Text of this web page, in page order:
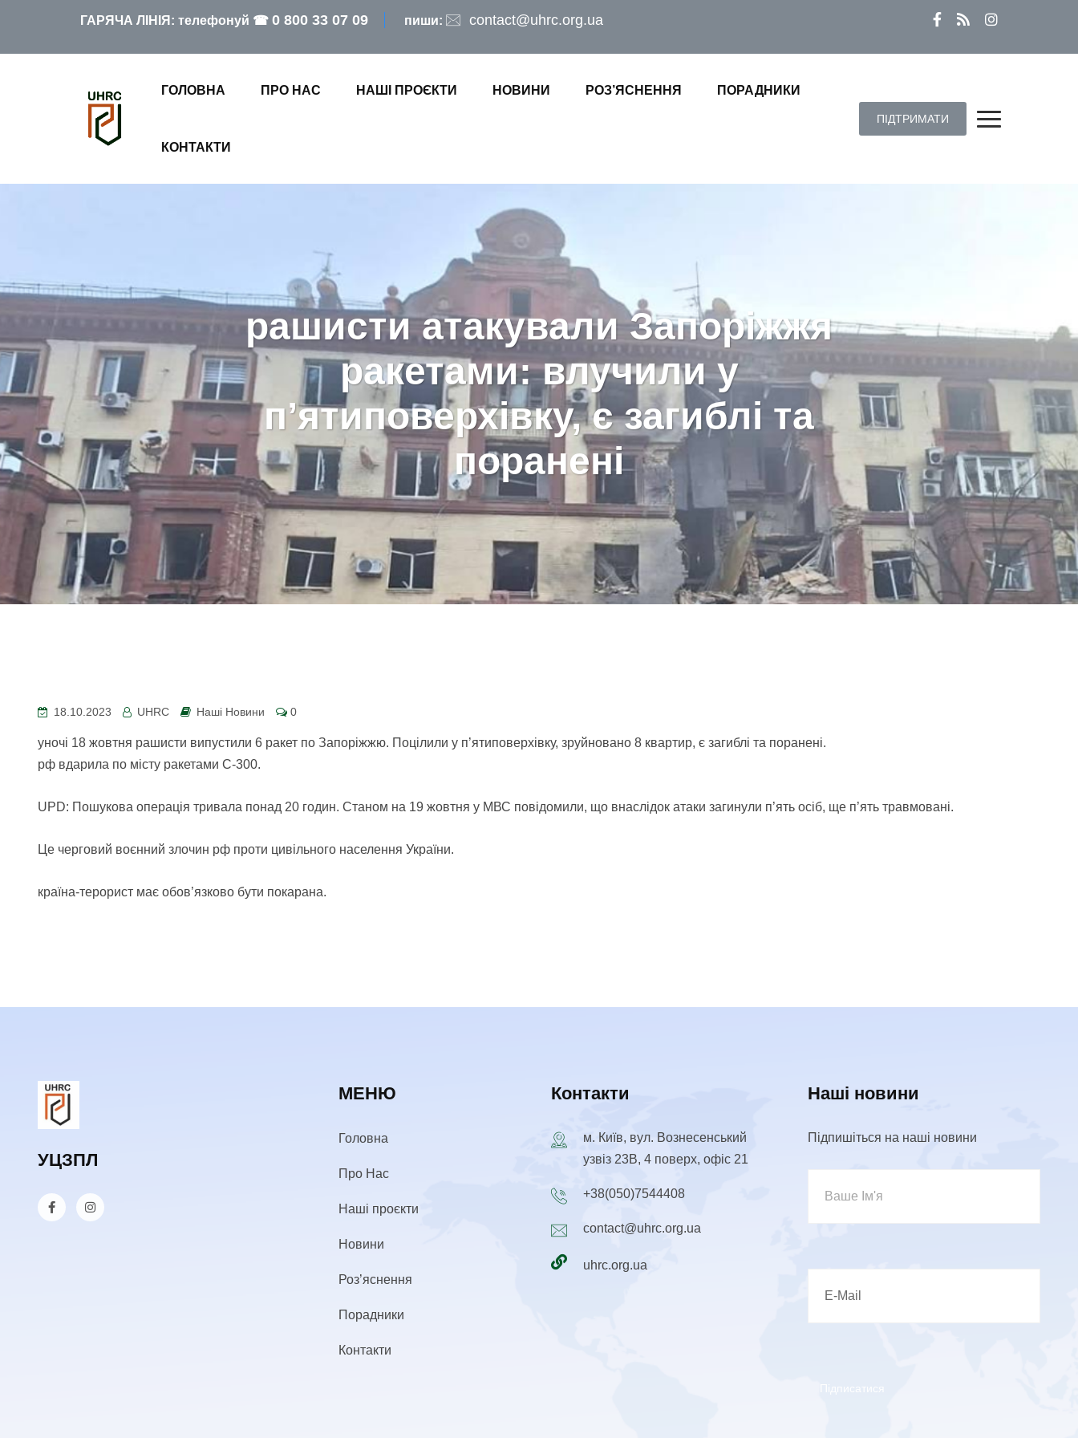
ГАРЯЧА ЛІНІЯ: телефонуй ☎ 0 800 33 07 09 пиши: contact@uhrc.org.ua
ГОЛОВНА ПРО НАС НАШІ ПРОЄКТИ НОВИНИ РОЗ’ЯСНЕННЯ ПОРАДНИКИ
КОНТАКТИ
ПІДТРИМАТИ
рашисти атакували Запоріжжя
ракетами: влучили у
п’ятиповерхівку, є загиблі та
поранені
18.10.2023 UHRC Наші Новини 0
уночі 18 жовтня рашисти випустили 6 ракет по Запоріжжю. Поцілили у п’ятиповерхівку, зруйновано 8 квартир, є загиблі та поранені.
рф вдарила по місту ракетами С-300.
UPD: Пошукова операція тривала понад 20 годин. Станом на 19 жовтня у МВС повідомили, що внаслідок атаки загинули п’ять осіб, ще п’ять травмовані.
Це черговий воєнний злочин рф проти цивільного населення України.
країна-терорист має обов’язково бути покарана.
УЦЗПЛ
МЕНЮ
Головна
Про Нас
Наші проєкти
Новини
Роз’яснення
Порадники
Контакти
Контакти
м. Київ, вул. Вознесенський
узвіз 23В, 4 поверх, офіс 21
+38(050)7544408
contact@uhrc.org.ua
uhrc.org.ua
Наші новини
Підпишіться на наші новини